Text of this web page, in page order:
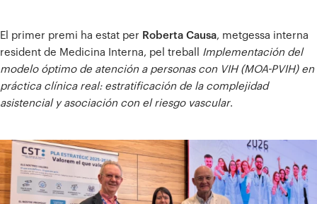
El primer premi ha estat per Roberta Causa, metgessa interna
resident de Medicina Interna, pel treball Implementación del
modelo óptimo de atención a personas con VIH (MOA-PVIH) en
práctica clínica real: estratificación de la complejidad
asistencial y asociación con el riesgo vascular.